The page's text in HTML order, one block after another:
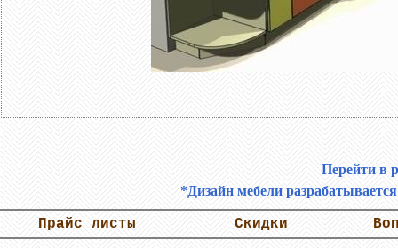
Перейти в
*Дизайн мебели
Прайс листы Скидки